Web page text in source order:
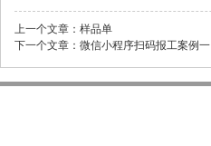
上一个文章： 样品单
下一个文章： 微信小程序扫码报工案例一